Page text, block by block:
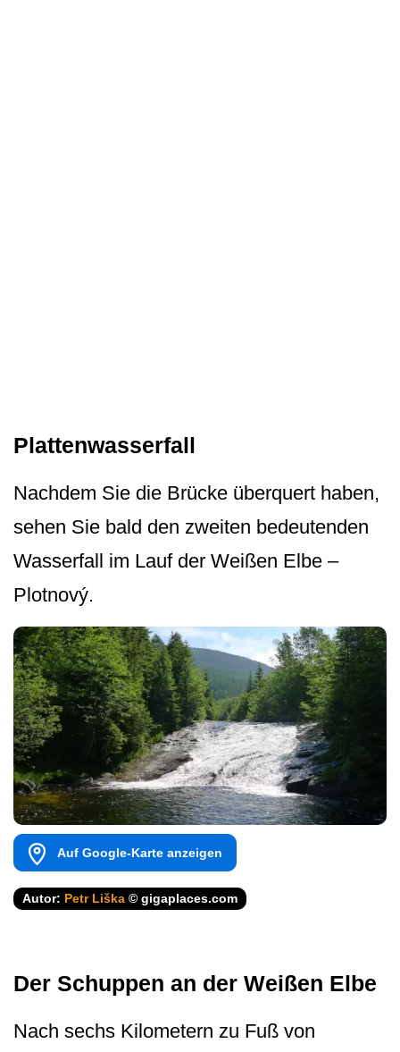
Plattenwasserfall
Nachdem Sie die Brücke überquert haben,
sehen Sie bald den zweiten bedeutenden
Wasserfall im Lauf der Weißen Elbe –
Plotnový.
Auf Google-Karte anzeigen
Autor: Petr Liška © gigaplaces.com
Der Schuppen an der Weißen Elbe
Nach sechs Kilometern zu Fuß von